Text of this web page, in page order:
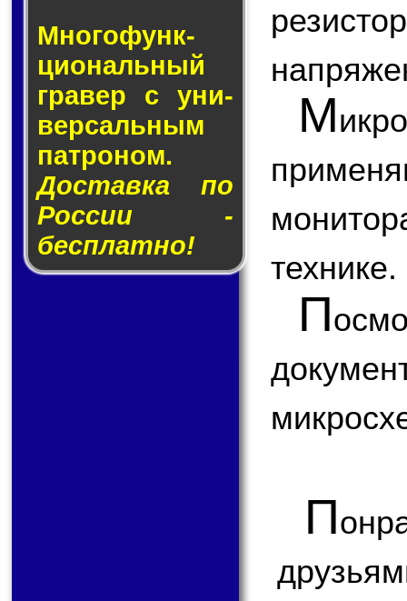
Много­функ­
цио­наль­ный
гра­вер с уни­
вер­саль­ным
пат­ро­ном.
Доставка по
России -
бесплатно!
М
технике.
П
П